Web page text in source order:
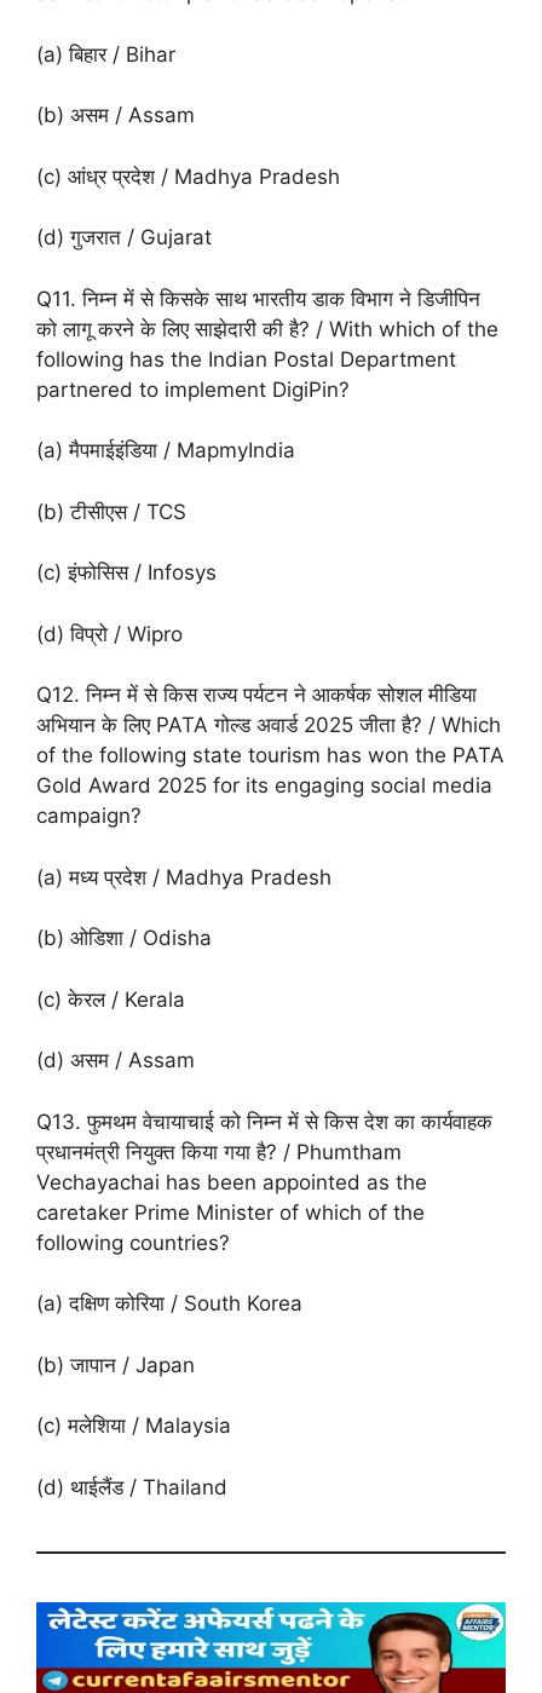
(a) बिहार / Bihar
(b) असम / Assam
(c) आंध्र प्रदेश / Madhya Pradesh
(d) गुजरात / Gujarat
Q11. निम्न में से किसके साथ भारतीय डाक विभाग ने डिजीपिन
को लागू करने के लिए साझेदारी की है? / With which of the
following has the Indian Postal Department
partnered to implement DigiPin?
(a) मैपमाईइंडिया / MapmyIndia
(b) टीसीएस / TCS
(c) इंफोसिस / Infosys
(d) विप्रो / Wipro
Q12. निम्न में से किस राज्य पर्यटन ने आकर्षक सोशल मीडिया
अभियान के लिए PATA गोल्ड अवार्ड 2025 जीता है? / Which
of the following state tourism has won the PATA
Gold Award 2025 for its engaging social media
campaign?
(a) मध्य प्रदेश / Madhya Pradesh
(b) ओडिशा / Odisha
(c) केरल / Kerala
(d) असम / Assam
Q13. फुमथम वेचायाचाई को निम्न में से किस देश का कार्यवाहक
प्रधानमंत्री नियुक्त किया गया है? / Phumtham
Vechayachai has been appointed as the
caretaker Prime Minister of which of the
following countries?
(a) दक्षिण कोरिया / South Korea
(b) जापान / Japan
(c) मलेशिया / Malaysia
(d) थाईलैंड / Thailand